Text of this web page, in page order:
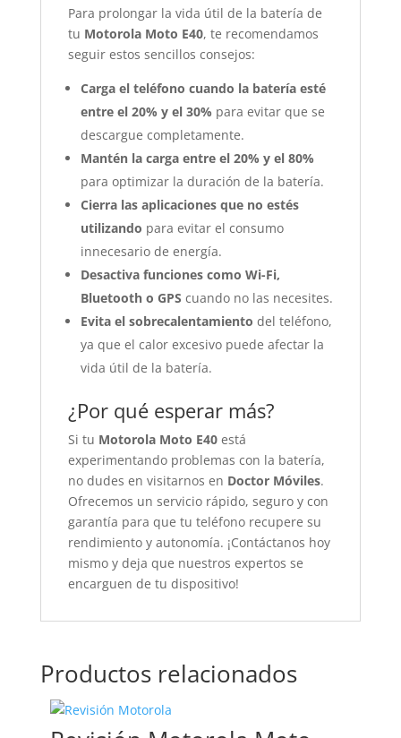
Para prolongar la vida útil de la batería de
tu Motorola Moto E40, te recomendamos
seguir estos sencillos consejos:
Carga el teléfono cuando la batería esté
entre el 20% y el 30% para evitar que se
descargue completamente.
Mantén la carga entre el 20% y el 80%
para optimizar la duración de la batería.
Cierra las aplicaciones que no estés
utilizando para evitar el consumo
innecesario de energía.
Desactiva funciones como Wi-Fi,
Bluetooth o GPS cuando no las necesites.
Evita el sobrecalentamiento del teléfono,
ya que el calor excesivo puede afectar la
vida útil de la batería.
¿Por qué esperar más?
Si tu Motorola Moto E40está
experimentando problemas con la batería,
no dudes en visitarnos en Doctor Móviles.
Ofrecemos un servicio rápido, seguro y con
garantía para que tu teléfono recupere su
rendimiento y autonomía. ¡Contáctanos hoy
mismo y deja que nuestros expertos se
encarguen de tu dispositivo!
Productos relacionados